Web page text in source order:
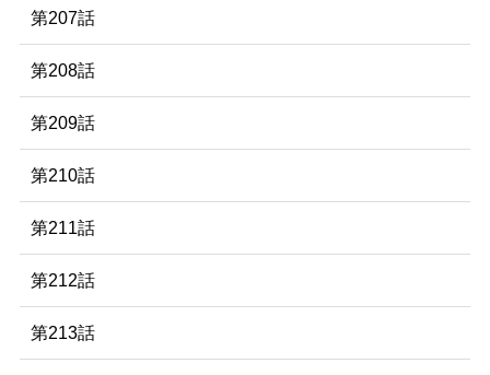
第207話
第208話
第209話
第210話
第211話
第212話
第213話